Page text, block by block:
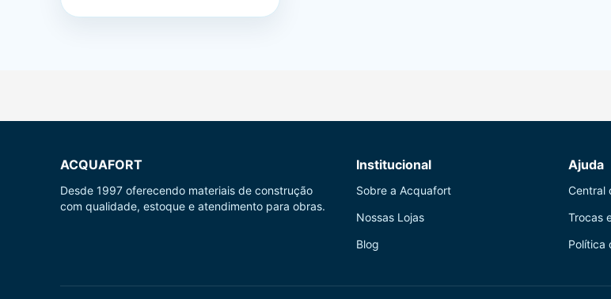
ACQUAFORT
Desde 1997 oferecendo materiais de construção
com qualidade, estoque e atendimento para obras.
Institucional
Sobre a Acquafort
Nossas Lojas
Blog
Ajuda
Central
Trocas
Política